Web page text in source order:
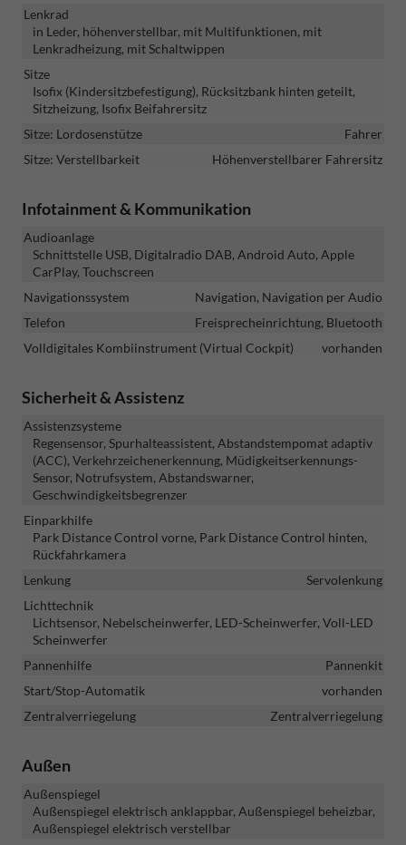
Lenkrad
in Leder, höhenverstellbar, mit Multifunktionen, mit
Lenkradheizung, mit Schaltwippen
Sitze
Isofix (Kindersitzbefestigung), Rücksitzbank hinten geteilt,
Sitzheizung, Isofix Beifahrersitz
Sitze: Lordosenstütze
Fahrer
Sitze: Verstellbarkeit
Höhenverstellbarer Fahrersitz
Infotainment & Kommunikation
Audioanlage
Schnittstelle USB, Digitalradio DAB, Android Auto, Apple
CarPlay, Touchscreen
Navigationssystem
Navigation, Navigation per Audio
Telefon
Freisprecheinrichtung, Bluetooth
Volldigitales Kombiinstrument (Virtual Cockpit)
vorhanden
Sicherheit & Assistenz
Assistenzsysteme
Regensensor, Spurhalteassistent, Abstandstempomat adaptiv
(ACC), Verkehrzeichenerkennung, Müdigkeitserkennungs-
Sensor, Notrufsystem, Abstandswarner,
Geschwindigkeitsbegrenzer
Einparkhilfe
Park Distance Control vorne, Park Distance Control hinten,
Rückfahrkamera
Lenkung
Servolenkung
Lichttechnik
Lichtsensor, Nebelscheinwerfer, LED-Scheinwerfer, Voll-LED
Scheinwerfer
Pannenhilfe
Pannenkit
Start/Stop-Automatik
vorhanden
Zentralverriegelung
Zentralverriegelung
Außen
Außenspiegel
Außenspiegel elektrisch anklappbar, Außenspiegel beheizbar,
Außenspiegel elektrisch verstellbar